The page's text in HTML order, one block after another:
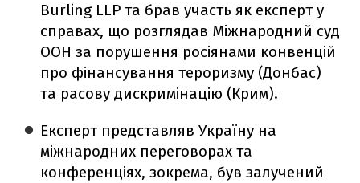
Burling LLP та брав участь як експерт у
справах, що розглядав Міжнародний суд
ООН за порушення росіянами конвенцій
про фінансування тероризму (Донбас)
та расову дискримінацію (Крим).
Експерт представляв Україну на
міжнародних переговорах та
конференціях, зокрема, був залучений